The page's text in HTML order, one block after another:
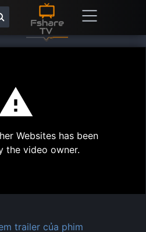
Play
Websites has been
the video owner.
trailer của phim